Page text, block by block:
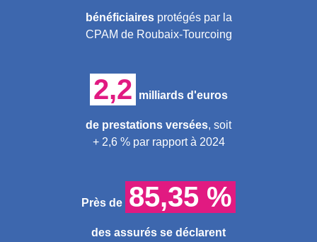
bénéficiairesprotégés par la
CPAM de Roubaix-Tourcoing
2,2 milliards d'euros
de prestations versées, soit
+ 2,6 % par rapport à 2024
Près de 85,35 %
des assurés se déclarent